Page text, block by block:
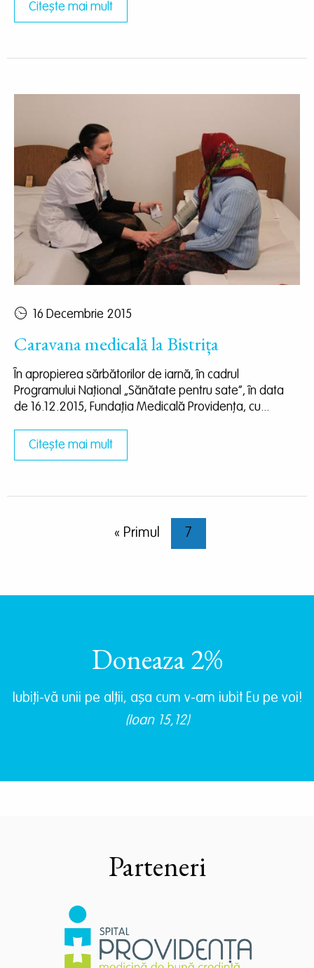
Citește mai mult
16 Decembrie 2015
Caravana medicală la Bistrița
În apropierea sărbătorilor de iarnă, în cadrul
Programului Naţional „Sănătate pentru sate“, în data
de 16.12.2015, Fundaţia Medicală Providenţa, cu...
Citește mai mult
Prima pagină
« Primul Pagina curentă
7
Doneaza 2%
Iubiţi-vă unii pe alţii, aşa cum v-am iubit Eu pe voi!
(Ioan 15,12)
Parteneri